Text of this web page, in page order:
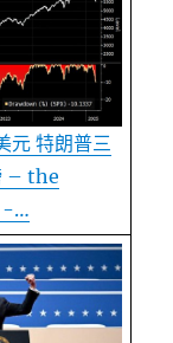
元 特朗普三
– the
-…